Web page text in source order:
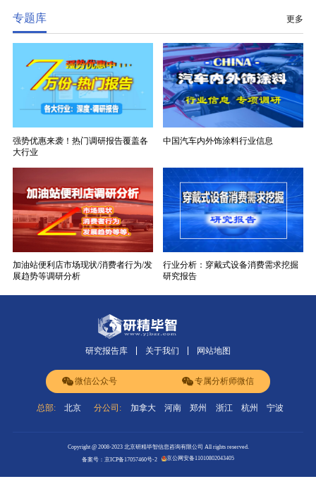
专题库 更多
强势优惠来袭！热门调研报告覆盖各
大行业
中国汽车内外饰涂料行业信息
加油站便利店市场现状/消费者行为/发
展趋势等调研分析
行业分析：穿戴式设备消费需求挖掘
研究报告
研究报告库 关于我们 网站地图
微信公众号 专属分析师微信
总部: 北京 分公司: 加拿大 河南 郑州 浙江 杭州 宁波
Copyright @ 2008-2023 北京研精毕智信息咨询有限公司 All rights reserved.
备案号：京ICP备17057460号-2
京公网安备11010802043405